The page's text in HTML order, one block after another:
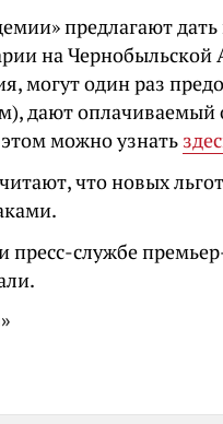
предлагают
на
могут один раз
дают оплачиваемый
можно узнать
что новых
пресс-службе